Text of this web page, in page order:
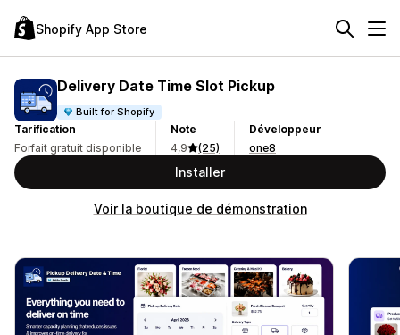
Shopify App Store
Delivery Date Time Slot Pickup
Built for Shopify
Tarification
Forfait gratuit disponible
Note
4,9
(25)
Développeur
one8
Installer
Voir la boutique de démonstration